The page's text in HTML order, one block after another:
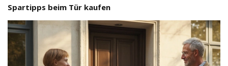
Spartipps beim Tür kaufen